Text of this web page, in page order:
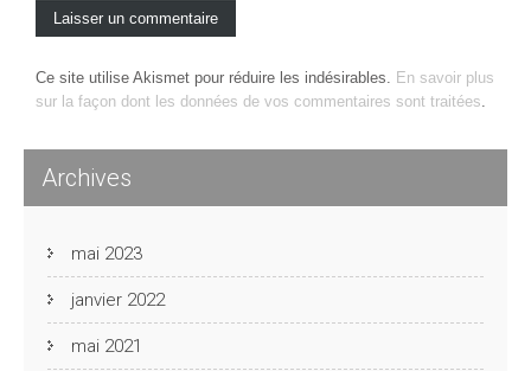
Ce site utilise Akismet pour réduire les indésirables. En savoir plus
sur la façon dont les données de vos commentaires sont traitées
Archives
mai 2023
janvier 2022
mai 2021